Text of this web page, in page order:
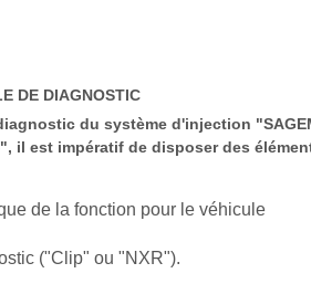
DE DIAGNOSTIC
du système d'injection
il est impératif de disposer des
de la fonction pour le véhicule
("Clip" ou "NXR").